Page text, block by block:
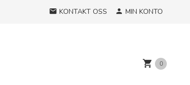
KONTAKT OSS MIN KONTO
0